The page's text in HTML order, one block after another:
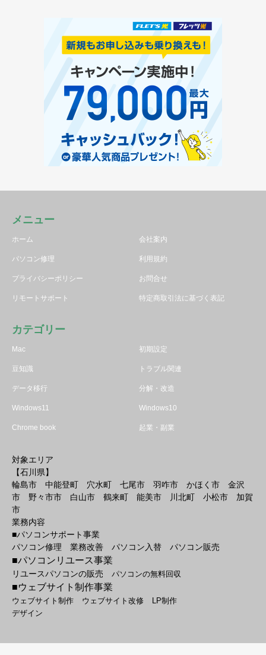
メニュー
ホーム 会社案内
パソコン修理 利用規約
プライバシーポリシー お問合せ
リモートサポート 特定商取引法に基づく表記
カテゴリー
Mac 初期設定
豆知識 トラブル関連
データ移行 分解・改造
Windows11 Windows10
Chrome book 起業・副業
対象エリア
【石川県】
輪島市 中能登町 穴水町 七尾市 羽咋市 かほく市 金沢
市 野々市市 白山市 鶴来町 能美市 川北町 小松市 加賀
市
業務内容
■パソコンサポート事業
パソコン修理 業務改善 パソコン入替 パソコン販売
■パソコンリユース事業
リユースパソコンの販売 パソコンの無料回収
■ウェブサイト制作事業
ウェブサイト制作 ウェブサイト改修
LP制作
デザイン